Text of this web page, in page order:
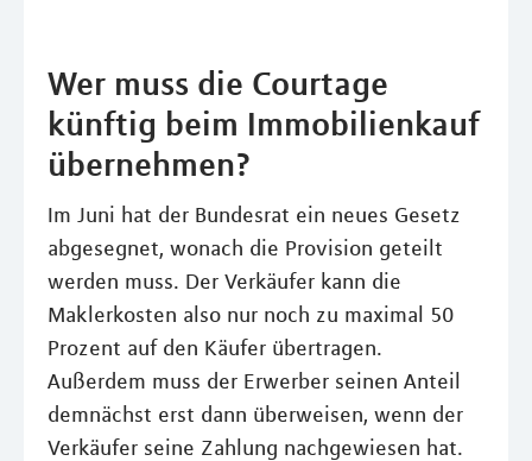
Wer muss die Courtage
künftig beim Immobilienkauf
übernehmen?
Im Juni hat der Bundesrat ein neues Gesetz
abgesegnet, wonach die Provision geteilt
werden muss. Der Verkäufer kann die
Maklerkosten also nur noch zu maximal 50
Prozent auf den Käufer übertragen.
Außerdem muss der Erwerber seinen Anteil
demnächst erst dann überweisen, wenn der
Verkäufer seine Zahlung nachgewiesen hat.